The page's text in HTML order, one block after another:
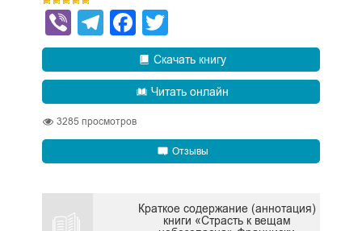
ViberTelegram
Facebook
Скачать книгу
Читать онлайн
3285 просмотров
Отзывы
Краткое содержание (аннотация)
книги «Страсть к вещам